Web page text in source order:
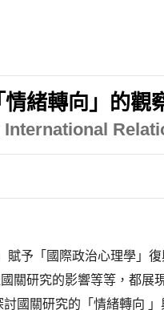
緒轉向」的觀
予「國際政治心理學」
研究的影響等等，都展
國關研究的「情緒轉向